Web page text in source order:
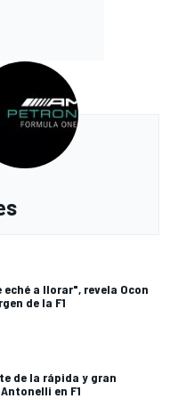
eché a llorar", revela Ocon
de la F1
de la rápida y gran
en F1